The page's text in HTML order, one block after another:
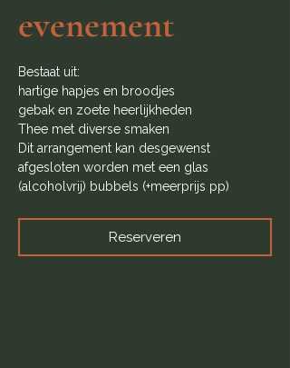
evenement
Bestaat uit:
hartige hapjes en broodjes
gebak en zoete heerlijkheden
Thee met diverse smaken
Dit arrangement kan desgewenst
afgesloten worden met een glas
(alcoholvrij) bubbels (+meerprijs pp)
Reserveren